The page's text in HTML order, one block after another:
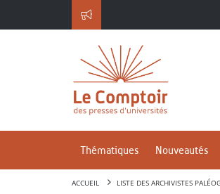
Thématiques Nouveautés
ACCUEIL LISTE DES ARCHIVISTES